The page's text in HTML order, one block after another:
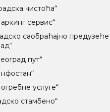
чистоћа“
сервис“
саобраћајно предузеће
пут“
услуге“
стамбено“